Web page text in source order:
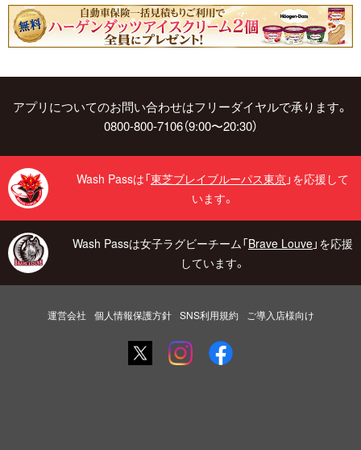
アプリについてのお問い合わせはフリーダイヤルで承ります。
0800-800-7106（9:00〜20:30）
Wash Passは「東芝ブレイブルーパス東京」を応援して
います。
Wash Passは女子ラグビーチーム「Brave Louve」を応援
しています。
運営会社 個人情報保護方針 SNS利用規約 ご導入店様向け